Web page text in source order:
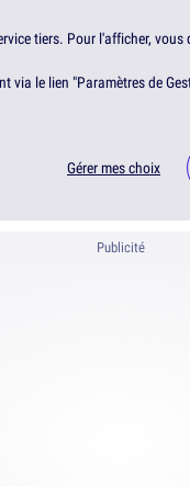
tiers. Pour l'afficher, vous
via le lien "Paramètres de
Gérer mes choix
Publicité